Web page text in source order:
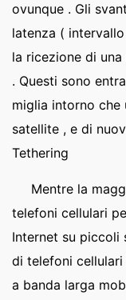
ovunque . Gli
latenza (
la ricezione di
. Questi sono
miglia intorno che
satellite , e di
Tethering
Mentre la
telefoni cellulari
Internet su piccoli
di telefoni
a banda larga